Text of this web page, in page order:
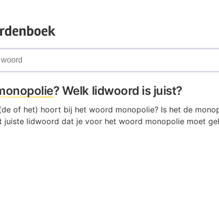
? Welk lidwoord is juist?
of het) hoort bij het woord monopolie? Is het de
juiste lidwoord dat je voor het woord monopolie moet